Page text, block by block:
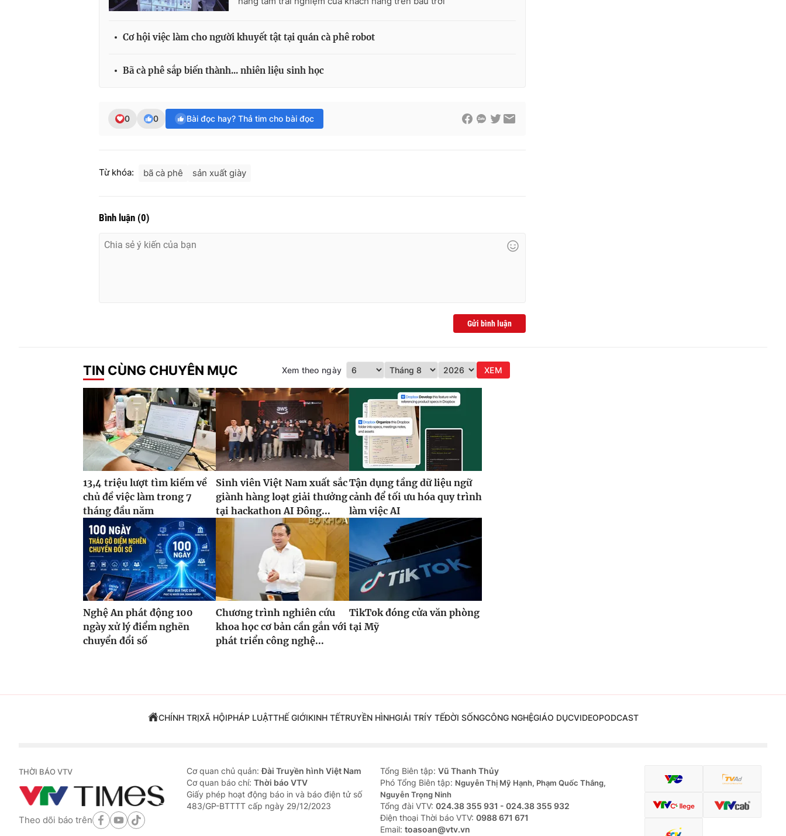
Cơ hội việc làm cho người khuyết tật tại quán cà phê robot
Bã cà phê sắp biến thành... nhiên liệu sinh học
0 0 Bài đọc hay? Thả tim cho bài đọc
Từ khóa: bã cà phê sản xuất giày
Bình luận (0)
Gửi bình luận
TIN CÙNG CHUYÊN MỤC Xem theo ngày XEM
13,4 triệu lượt tìm kiếm về
chủ đề việc làm trong 7
tháng đầu năm
Sinh viên Việt Nam xuất sắc
giành hàng loạt giải thưởng
tại hackathon AI Đông...
Tận dụng tầng dữ liệu ngữ
cảnh để tối ưu hóa quy trình
làm việc AI
Nghệ An phát động 100
ngày xử lý điểm nghẽn
chuyển đổi số
Chương trình nghiên cứu
khoa học cơ bản cần gắn với
phát triển công nghệ...
TikTok đóng cửa văn phòng
tại Mỹ
CHÍNH TRỊXÃ HỘIPHÁP LUẬTTHẾ GIỚIKINH TẾTRUYỀN HÌNHGIẢI TRÍY TẾĐỜI SỐNGCÔNG NGHỆGIÁO DỤCVIDEOPODCAST
THỜI BÁO VTV
Theo dõi báo trên
Cơ quan chủ quản:Đài Truyền hình Việt Nam
Cơ quan báo chí: Thời báo VTV
Giấy phép hoạt động báo in và báo điện tử số
483/GP-BTTTT cấp ngày 29/12/2023
Tổng Biên tập: Vũ Thanh Thủy
Phó Tổng Biên tập: Nguyễn Thị Mỹ Hạnh, Phạm Quốc Thắng,
Nguyễn Trọng Ninh
Tổng đài VTV: 024.38 355 931 - 024.38 355 932
Ðiện thoại Thời báo VTV: 0988 671 671
Email: toasoan@vtv.vn